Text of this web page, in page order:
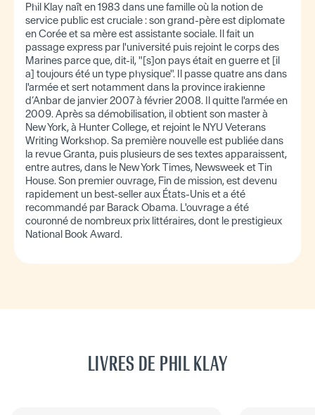
Phil Klay naît en 1983 dans une famille où la notion de
service public est cruciale : son grand-père est diplomate
en Corée et sa mère est assistante sociale. Il fait un
passage express par l'université puis rejoint le corps des
Marines parce que, dit-il, "[s]on pays était en guerre et [il
a] toujours été un type physique". Il passe quatre ans dans
l'armée et sert notamment dans la province irakienne
d’Anbar de janvier 2007 à février 2008. Il quitte l'armée en
2009. Après sa démobilisation, il obtient son master à
New York, à Hunter College, et rejoint le NYU Veterans
Writing Workshop. Sa première nouvelle est publiée dans
la revue Granta, puis plusieurs de ses textes apparaissent,
entre autres, dans le New York Times, Newsweek et Tin
House. Son premier ouvrage, Fin de mission, est devenu
rapidement un best-seller aux États-Unis et a été
recommandé par Barack Obama. L'ouvrage a été
couronné de nombreux prix littéraires, dont le prestigieux
National Book Award.
LIVRES DE PHIL KLAY